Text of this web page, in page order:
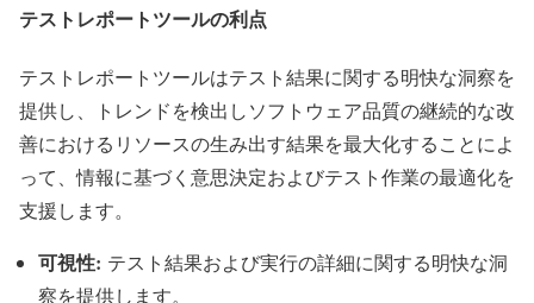
テストレポートツールの利点
テストレポートツールはテスト結果に関する明快な洞察を
提供し、トレンドを検出しソフトウェア品質の継続的な改
善におけるリソースの生み出す結果を最大化することによ
って、情報に基づく意思決定およびテスト作業の最適化を
支援します。
可視性: テスト結果および実行の詳細に関する明快な洞
察を提供します。